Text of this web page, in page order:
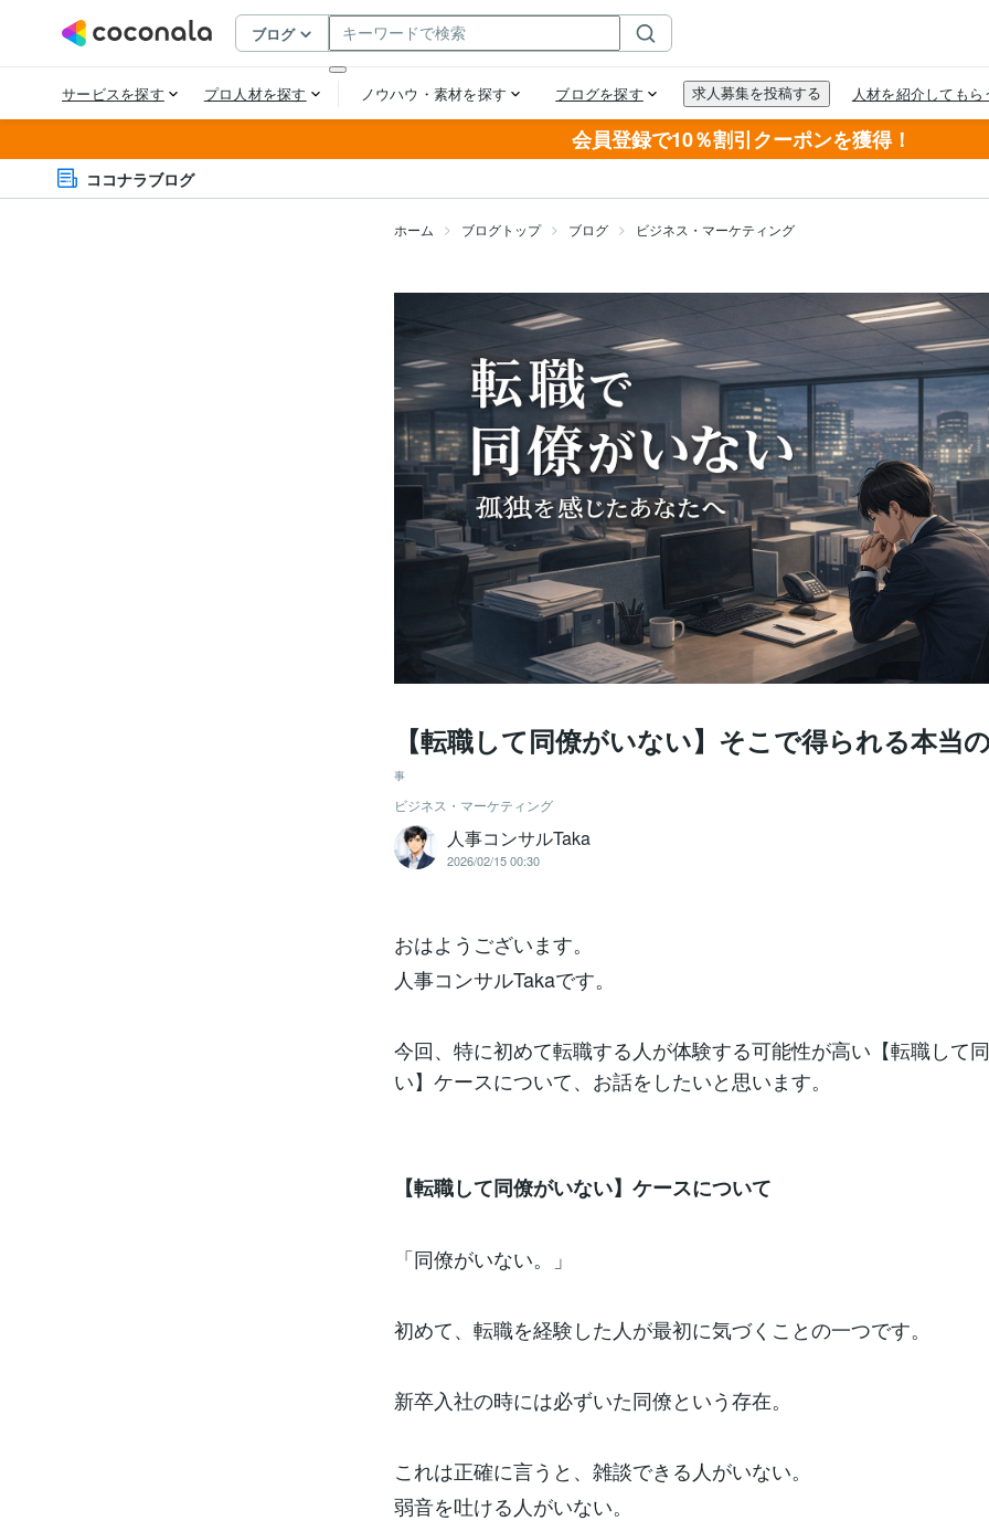
会員登録で10％割引クーポンを獲得！
ココナラブログ
ホーム ブログトップ ブログ ビジネス・マーケティング
【転職して同僚がいない】そこで得られる本当
事
ビジネス・マーケティング
人事コンサルTaka
2026/02/15 00:30
おはようございます。
人事コンサルTakaです。
今回、特に初めて転職する人が体験する可能性が高い【転職して
い】ケースについて、お話をしたいと思います。
【転職して同僚がいない】ケースについて
「同僚がいない。」
初めて、転職を経験した人が最初に気づくことの一つです。
新卒入社の時には必ずいた同僚という存在。
これは正確に言うと、雑談できる人がいない。
弱音を吐ける人がいない。